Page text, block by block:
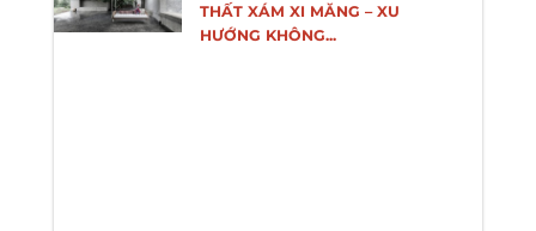
THẤT XÁM XI MĂNG – XU
HƯỚNG KHÔNG...